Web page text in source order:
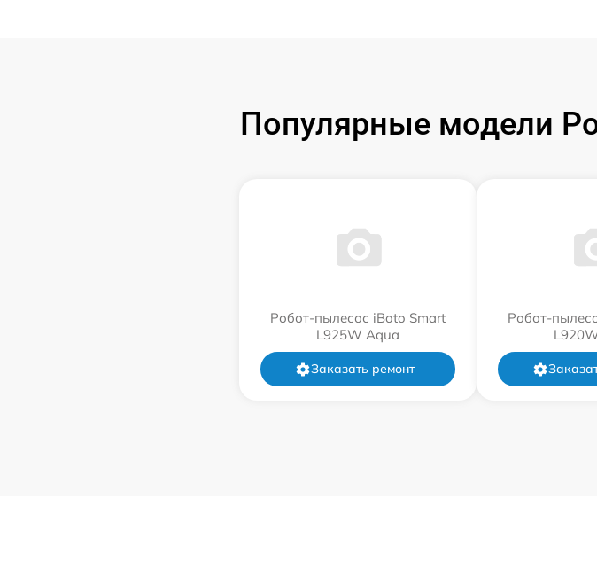
Популярные модели
Робот-пылесос iBoto Smart
L925W Aqua
Заказать ремонт
Робот-